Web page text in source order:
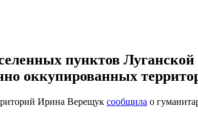
пунктов Луганской
оккупированных
Ирина Верещук сообщила о